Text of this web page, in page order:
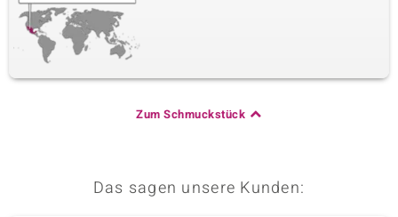
Zum Schmuckstück
Das sagen unsere Kunden: